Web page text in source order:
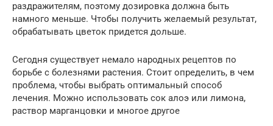
раздражителям, поэтому дозировка должна быть
намного меньше. Чтобы получить желаемый результат,
обрабатывать цветок придется дольше.
Сегодня существует немало народных рецептов по
борьбе с болезнями растения. Стоит определить, в чем
проблема, чтобы выбрать оптимальный способ
лечения. Можно использовать сок алоэ или лимона,
раствор марганцовки и многое другое